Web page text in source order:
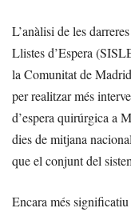
L’anàlisi de les
Llistes d’Espera
la Comunitat de
per realitzar més
d’espera quirúrgica a
dies de mitjana
que el conjunt del
Encara més